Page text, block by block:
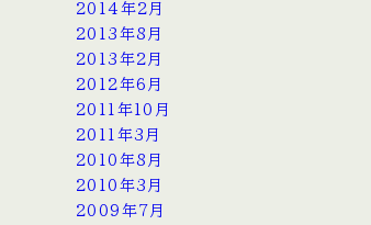
2014年2月
2013年8月
2013年2月
2012年6月
2011年10月
2011年3月
2010年8月
2010年3月
2009年7月